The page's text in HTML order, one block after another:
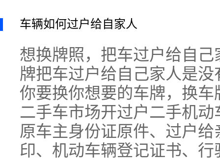
车辆如何过户给自家人
想换牌照，把车过户给自
牌把车过户给自己家人是
你要换你想要的车牌，换
二手车市场开过户二手机
原车主身份证原件、过户
印、机动车辆登记证书、